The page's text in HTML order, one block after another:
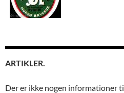
ARTIKLER.
Der er ikke nogen informationer